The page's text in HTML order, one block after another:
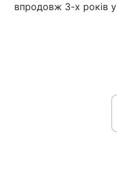
впродовж 3-х років